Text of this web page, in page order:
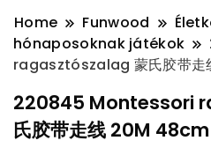
Home Funwood
hónaposoknak játékok
ragasztószalag 蒙氏胶带
220845 Montessori
氏胶带走线 20M